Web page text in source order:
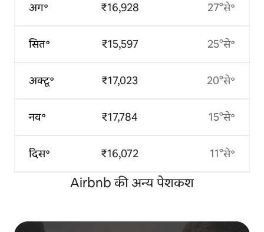
अग॰
सित॰
अक्टू॰
नव॰
दिस॰
₹16,928
₹15,597
₹17,023
₹17,784
₹16,072
27°से॰
25°से॰
20°से॰
15°से॰
11°से॰
Airbnb की अन्य पेशकश